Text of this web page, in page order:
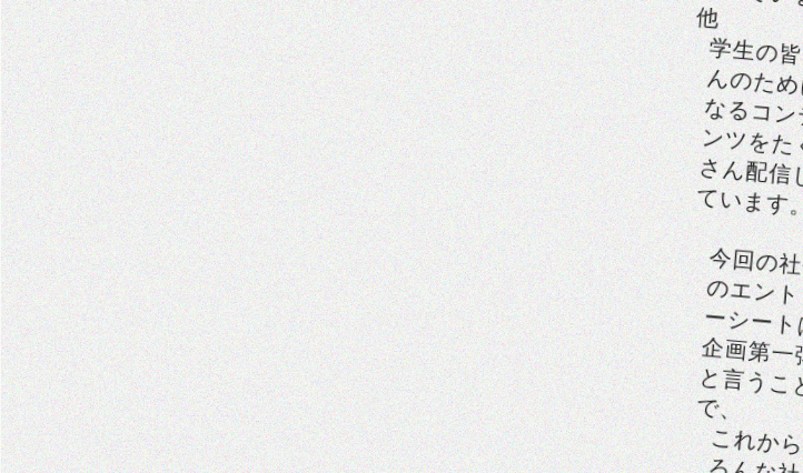
他
学生の皆さ
んのために
なるコンテ
ンツをたく
さん配信し
ています。
今回の社長
のエントリ
ーシートは
企画第一弾
と言うこと
で、
これからい
ろんな社長